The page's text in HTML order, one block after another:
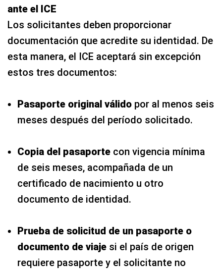
ante el ICE
Los solicitantes deben proporcionar
documentación que acredite su identidad. De
esta manera, el ICE aceptará sin excepción
estos tres documentos:
Pasaporte original válido por al menos seis
meses después del período solicitado.
Copia del pasaporte con vigencia mínima
de seis meses, acompañada de un
certificado de nacimiento u otro
documento de identidad.
Prueba de solicitud de un pasaporte o
documento de viaje si el país de origen
requiere pasaporte y el solicitante no